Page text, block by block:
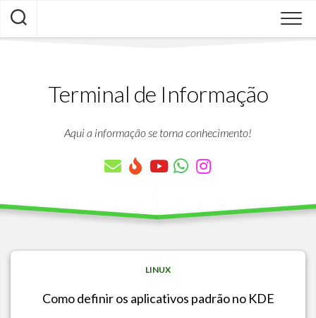
Skip
content
Terminal de Informação
Aqui a informação se torna conhecimento!
LINUX
Como definir os aplicativos padrão no KDE